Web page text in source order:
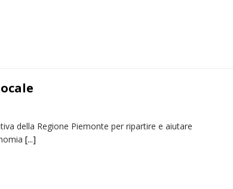
della Regione Piemonte per ripartire e aiutare
[...]